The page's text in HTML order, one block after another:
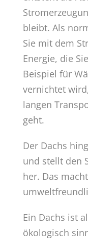
bleibt. Als
Sie mit dem
Energie, die
Beispiel für
vernichtet
langen
geht.
Der Dachs
und stellt den
her. Das
Ein Dachs ist
ökologisch